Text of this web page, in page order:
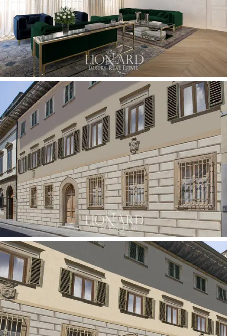
Флоренции, недалеко от ее
достопримечательностей, таких как Капелла Медичи,
Дуомо, костел Сан-Лоренцо и др. добавляют
ценности этому уникальному объекту элитной
недвижимости.